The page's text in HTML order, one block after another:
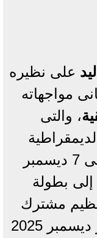
على نظيره
28-19 فى ثانى مواجهاته
، والتى
خلال الفترة من 27 نوفمبر إلى 7 ديسمبر
إلى بطولة
مشترك
فى ألمانيا وهولندا خلال شهر ديسمبر 2025